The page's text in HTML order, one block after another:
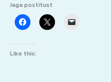
Jaga postitust
Like this: